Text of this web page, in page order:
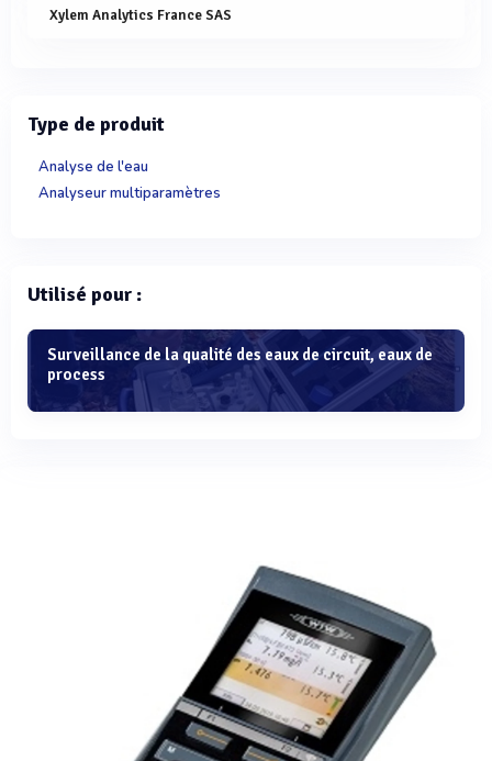
Xylem Analytics France SAS
Type de produit
Analyse de l'eau
Analyseur multiparamètres
Utilisé pour :
Surveillance de la qualité des eaux de circuit, eaux de
process